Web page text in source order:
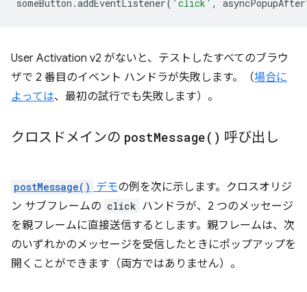
someButton .addEventListener( 'click' ,
User Activation v2 がないと、テストしたすべてのブラウ
ザで 2 番目のイベント ハンドラが失敗します。（場合に
よっては、最初の試行でも失敗します）。
クロスドメインの postMessage( ) 呼び出し
postMessage() デモの例を次に示します。クロスオリジ
ン サブフレームの click ハンドラが、2 つのメッセージ
を親フレームに直接送信するとします。親フレームは、次
のいずれかのメッセージを受信したときにポップアップを
開くことができます（両方ではありません）。